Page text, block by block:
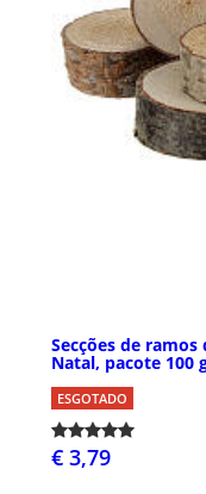
Secções de
Natal, pacote 100
ESGOTADO
€ 3,79